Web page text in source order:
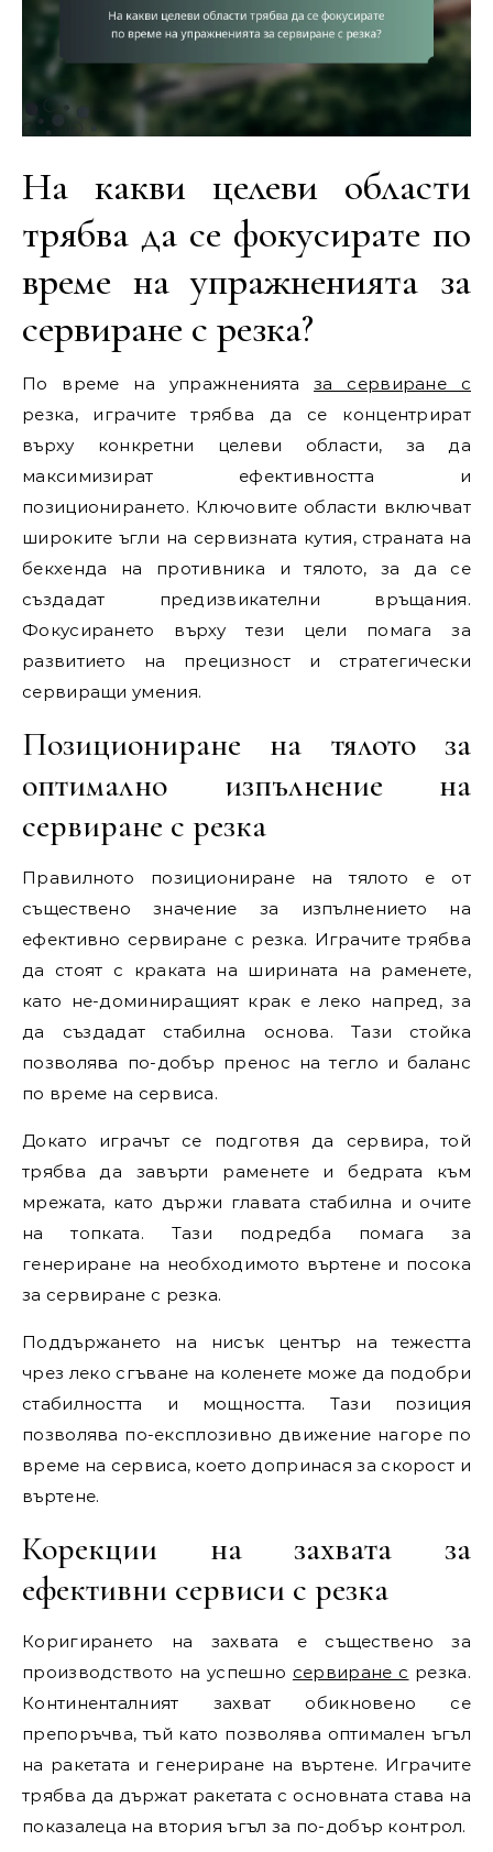
На какви целеви области
трябва да се фокусирате по
време на упражненията за
сервиране с резка?
По време на упражнениятаза сервиране с
резка, играчите трябва да се концентрират
върху конкретни целеви области, за да
максимизират ефективността и
позиционирането. Ключовите области включват
широките ъгли на сервизната кутия, страната на
бекхенда на противника и тялото, за да се
създадат предизвикателни връщания.
Фокусирането върху тези цели помага за
развитието на прецизност и стратегически
сервиращи умения.
Позициониране на тялото за
оптимално изпълнение на
сервиране с резка
Правилното позициониране на тялото е от
съществено значение за изпълнението на
ефективно сервиране с резка. Играчите трябва
да стоят с краката на ширината на раменете,
като не-доминиращият крак е леко напред, за
да създадат стабилна основа. Тази стойка
позволява по-добър пренос на тегло и баланс
по време на сервиса.
Докато играчът се подготвя да сервира, той
трябва да завърти раменете и бедрата към
мрежата, като държи главата стабилна и очите
на топката. Тази подредба помага за
генериране на необходимото въртене и посока
за сервиране с резка.
Поддържането на нисък център на тежестта
чрез леко сгъване на коленете може да подобри
стабилността и мощността. Тази позиция
позволява по-експлозивно движение нагоре по
време на сервиса, което допринася за скорост и
въртене.
Корекции на захвата за
ефективни сервиси с резка
Коригирането на захвата е съществено за
производството на успешно сервиране с резка.
Континенталният захват обикновено се
препоръчва, тъй като позволява оптимален ъгъл
на ракетата и генериране на въртене. Играчите
трябва да държат ракетата с основната става на
показалеца на втория ъгъл за по-добър контрол.